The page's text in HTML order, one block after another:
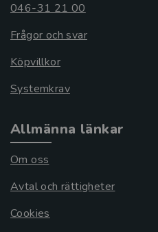
046-31 21 00
Frågor och svar
Köpvillkor
Systemkrav
Allmänna länkar
Om oss
Avtal och rättigheter
Cookies